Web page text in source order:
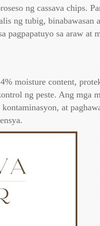
ng cassava chips.
ng tubig, binabawasan
sa araw at
moisture content,
ng peste. Ang mga
at